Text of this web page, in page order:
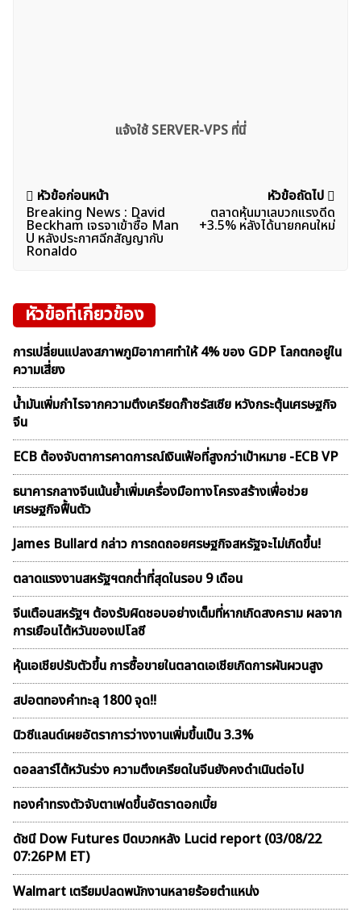
แจ้งใช้ SERVER-VPS ที่นี่
แนะแนว
เรื่อง
หัวข้อก่อนหน้า
Breaking News : David
Beckham เจรจาเข้าซื้อ Man
U หลังประกาศฉีกสัญญากับ
Ronaldo
หัวข้อถัดไป
ตลาดหุ้นมาเลบวกแรงดีด
+3.5% หลังได้นายกคนใหม่
หัวข้อที่เกี่ยวข้อง
การเปลี่ยนแปลงสภาพภูมิอากาศทำให้ 4% ของ GDP โลกตกอยู่ใน
ความเสี่ยง
น้ำมันเพิ่มกำไรจากความตึงเครียดก๊าซรัสเซีย หวังกระตุ้นเศรษฐกิจ
จีน
ECB ต้องจับตาการคาดการณ์เงินเฟ้อที่สูงกว่าเป้าหมาย -ECB VP
ธนาคารกลางจีนเน้นย้ำเพิ่มเครื่องมือทางโครงสร้างเพื่อช่วย
เศรษฐกิจฟื้นตัว
James Bullard กล่าว การถดถอยศรษฐกิจสหรัฐจะไม่เกิดขึ้น!
ตลาดเเรงงานสหรัฐฯตกต่ำที่สุดในรอบ 9 เดือน
จีนเตือนสหรัฐฯ ต้องรับผิดชอบอย่างเต็มที่หากเกิดสงคราม ผลจาก
การเยือนไต้หวันของเปโลซี
หุ้นเอเชียปรับตัวขึ้น การซื้อขายในตลาดเอเชียเกิดการผันผวนสูง
สปอตทองคำทะลุ 1800 จุด!!
นิวซีแลนด์เผยอัตราการว่างงานเพิ่มขึ้นเป็น 3.3%
ดอลลาร์ไต้หวันร่วง ความตึงเครียดในจีนยังคงดำเนินต่อไป
ทองคำทรงตัวจับตาเฟดขึ้นอัตราดอกเบี้ย
ดัชนี Dow Futures ปิดบวกหลัง Lucid report (03/08/22
07:26PM ET)
Walmart เตรียมปลดพนักงานหลายร้อยตำแหน่ง